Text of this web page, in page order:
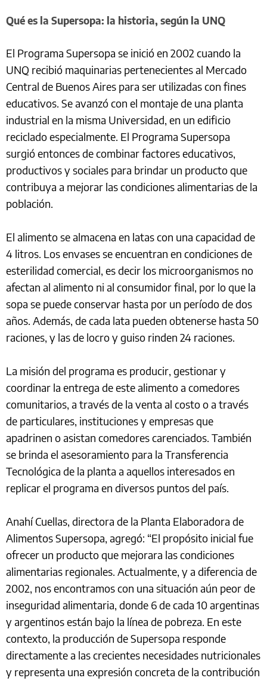
Qué es la Supersopa: la historia, según la UNQ
El Programa Supersopa se inició en 2002 cuando la
UNQ recibió maquinarias pertenecientes al Mercado
Central de Buenos Aires para ser utilizadas con fines
educativos. Se avanzó con el montaje de una planta
industrial en la misma Universidad, en un edificio
reciclado especialmente. El Programa Supersopa
surgió entonces de combinar factores educativos,
productivos y sociales para brindar un producto que
contribuya a mejorar las condiciones alimentarias de la
población.
El alimento se almacena en latas con una capacidad de
4 litros. Los envases se encuentran en condiciones de
esterilidad comercial, es decir los microorganismos no
afectan al alimento ni al consumidor final, por lo que la
sopa se puede conservar hasta por un período de dos
años. Además, de cada lata pueden obtenerse hasta 50
raciones, y las de locro y guiso rinden 24 raciones.
La misión del programa es producir, gestionar y
coordinar la entrega de este alimento a comedores
comunitarios, a través de la venta al costo o a través
de particulares, instituciones y empresas que
apadrinen o asistan comedores carenciados. También
se brinda el asesoramiento para la Transferencia
Tecnológica de la planta a aquellos interesados en
replicar el programa en diversos puntos del país.
Anahí Cuellas, directora de la Planta Elaboradora de
Alimentos Supersopa, agregó: “El propósito inicial fue
ofrecer un producto que mejorara las condiciones
alimentarias regionales. Actualmente, y a diferencia de
2002, nos encontramos con una situación aún peor de
inseguridad alimentaria, donde 6 de cada 10 argentinas
y argentinos están bajo la línea de pobreza. En este
contexto, la producción de Supersopa responde
directamente a las crecientes necesidades nutricionales
y representa una expresión concreta de la contribución